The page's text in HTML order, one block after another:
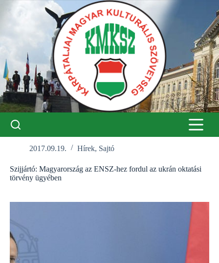
2017.09.19. Hírek, Sajtó
Szijjártó: Magyarország az ENSZ-hez fordul az ukrán oktatási
törvény ügyében